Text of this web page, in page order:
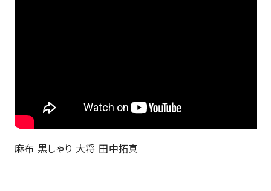
麻布 黒しゃり 大将 田中拓真